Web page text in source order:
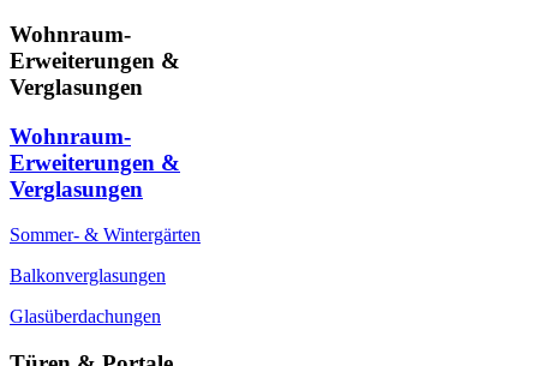
Wohnraum-
Erweiterungen &
Verglasungen
Wohnraum-
Erweiterungen &
Verglasungen
Sommer- & Wintergärten
Balkonverglasungen
Glasüberdachungen